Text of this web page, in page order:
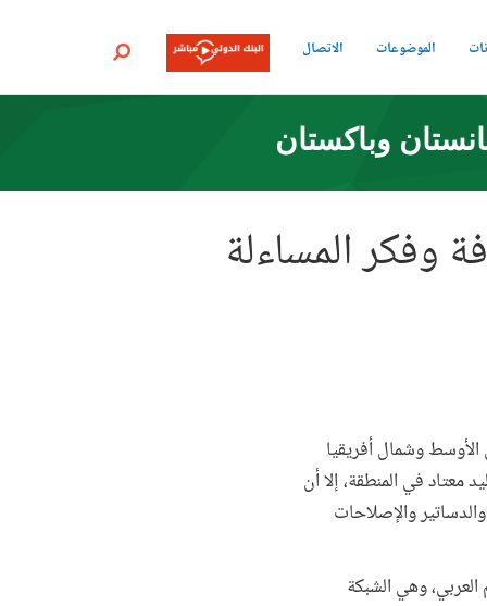
الموضوعات الاتصال بحث
وباكستان
وفكر المساءلة
وشمال أفريقيا
في المنطقة، إلا أن
والإصلاحات
وهي الشبكة